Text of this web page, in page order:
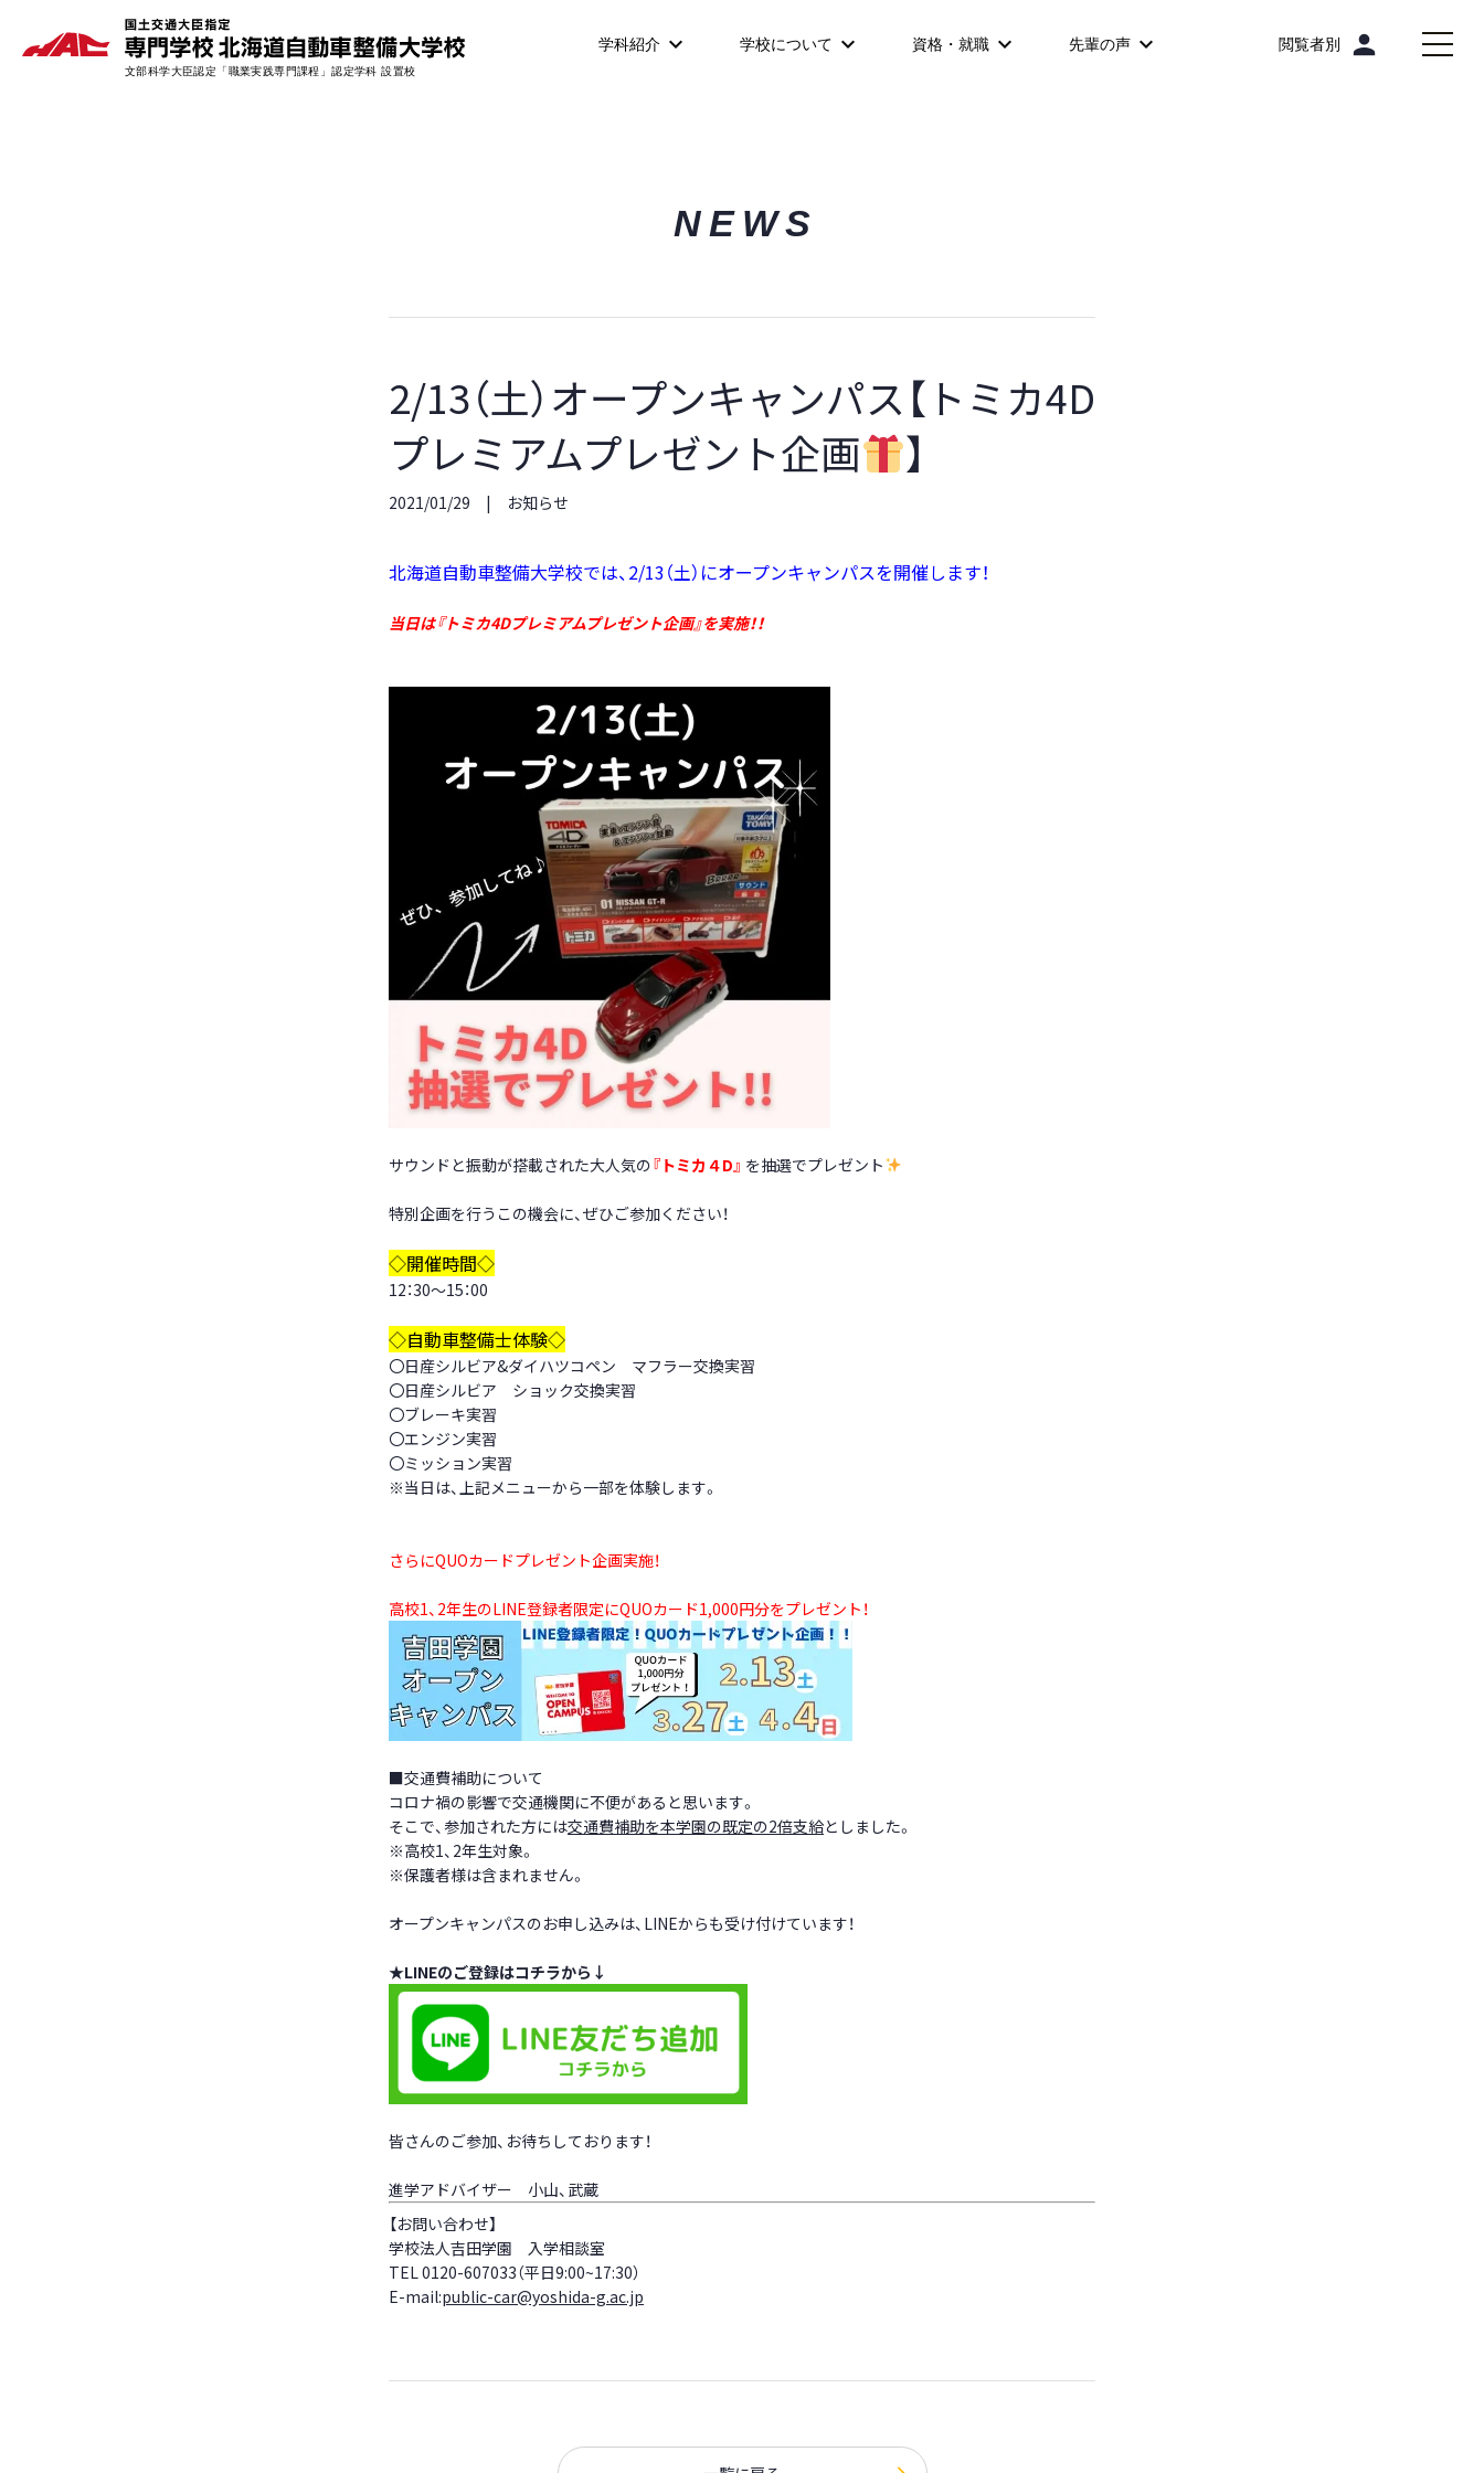
学科紹介 学校について 資格・就職 先輩の声 閲覧者別 person
NEWS
2/13（土）オープンキャンパス【トミカ4D
プレミアムプレゼント企画
】
2021/01/29 お知らせ
北海道自動車整備大学校では、2/13（土）にオープンキャンパスを開催します！
当日は『トミカ4Dプレミアムプレゼント企画』を実施！！
サウンドと振動が搭載された大人気の『トミカ４D』 を抽選でプレゼント
特別企画を行うこの機会に、ぜひご参加ください！
◇開催時間◇
12：30～15：00
◇自動車整備士体験◇
〇日産シルビア&ダイハツコペン マフラー交換実習
〇日産シルビア ショック交換実習
〇ブレーキ実習
〇エンジン実習
〇ミッション実習
※当日は、上記メニューから一部を体験します。
さらにQUOカードプレゼント企画実施！
高校1、2年生のLINE登録者限定にQUOカード1,000円分をプレゼント！
■交通費補助について
コロナ禍の影響で交通機関に不便があると思います。
そこで、参加された方には交通費補助を本学園の既定の2倍支給としました。
※高校1、2年生対象。
※保護者様は含まれません。
オープンキャンパスのお申し込みは、LINEからも受け付けています！
★LINEのご登録はコチラから↓
皆さんのご参加、お待ちしております！
進学アドバイザー 小山、武蔵
【お問い合わせ】
学校法人吉田学園 入学相談室
TEL 0120-607033（平日9:00~17:30）
E-mail:public-car@yoshida-g.ac.jp